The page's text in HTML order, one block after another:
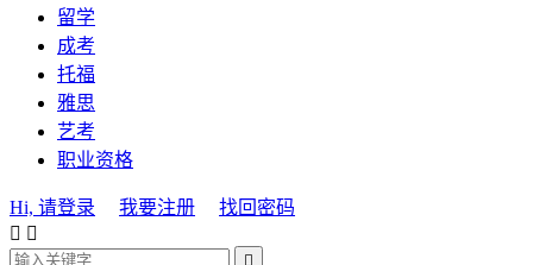
留学
成考
托福
雅思
艺考
职业资格
Hi, 请登录 我要注册
找回密码
 
